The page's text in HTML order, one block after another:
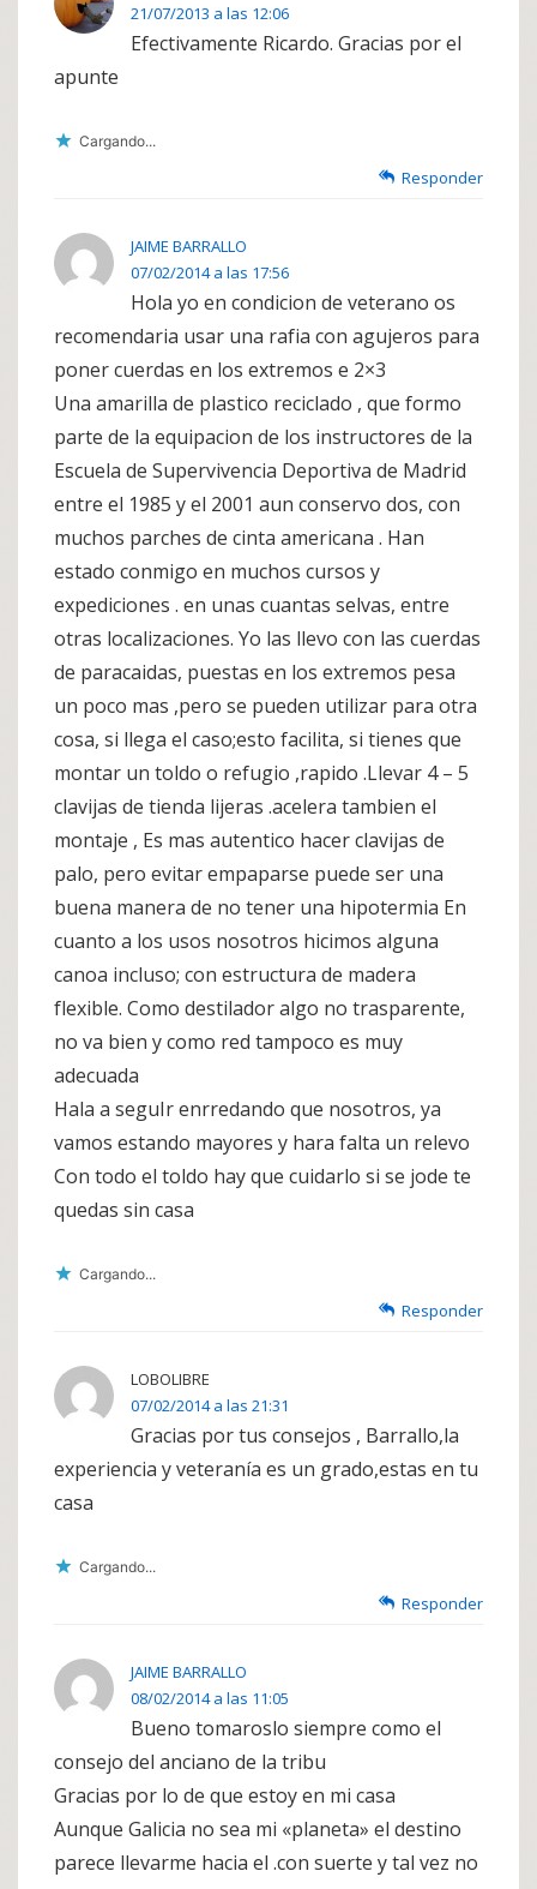
21/07/2013 a las 12:06
Efectivamente Ricardo. Gracias por el
apunte
Cargando...
Responder
JAIME BARRALLO
07/02/2014 a las 17:56
Hola yo en condicion de veterano os
recomendaria usar una rafia con agujeros para
poner cuerdas en los extremos e 2×3
Una amarilla de plastico reciclado , que formo
parte de la equipacion de los instructores de la
Escuela de Supervivencia Deportiva de Madrid
entre el 1985 y el 2001 aun conservo dos, con
muchos parches de cinta americana . Han
estado conmigo en muchos cursos y
expediciones . en unas cuantas selvas, entre
otras localizaciones. Yo las llevo con las cuerdas
de paracaidas, puestas en los extremos pesa
un poco mas ,pero se pueden utilizar para otra
cosa, si llega el caso;esto facilita, si tienes que
montar un toldo o refugio ,rapido .Llevar 4 – 5
clavijas de tienda lijeras .acelera tambien el
montaje , Es mas autentico hacer clavijas de
palo, pero evitar empaparse puede ser una
buena manera de no tener una hipotermia En
cuanto a los usos nosotros hicimos alguna
canoa incluso; con estructura de madera
flexible. Como destilador algo no trasparente,
no va bien y como red tampoco es muy
adecuada
Hala a seguIr enrredando que nosotros, ya
vamos estando mayores y hara falta un relevo
Con todo el toldo hay que cuidarlo si se jode te
quedas sin casa
Cargando...
Responder
LOBOLIBRE
07/02/2014 a las 21:31
Gracias por tus consejos , Barrallo,la
experiencia y veteranía es un grado,estas en tu
casa
Cargando...
Responder
JAIME BARRALLO
08/02/2014 a las 11:05
Bueno tomaroslo siempre como el
consejo del anciano de la tribu
Gracias por lo de que estoy en mi casa
Aunque Galicia no sea mi «planeta» el destino
parece llevarme hacia el .con suerte y tal vez no